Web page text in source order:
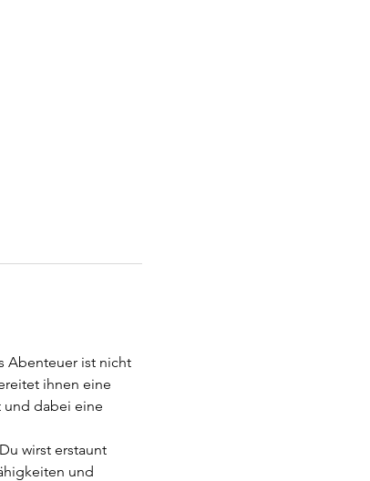
Abenteuer ist nicht
ihnen eine
und dabei eine
wirst erstaunt
und